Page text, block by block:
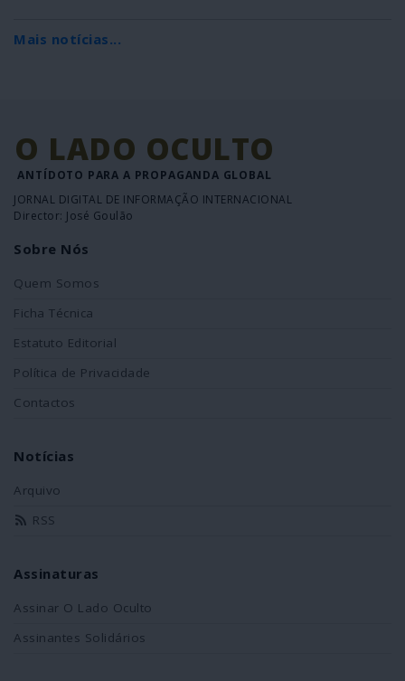
Mais notícias...
O LADO OCULTO
ANTÍDOTO PARA A PROPAGANDA GLOBAL
JORNAL DIGITAL DE INFORMAÇÃO INTERNACIONAL
Director: José Goulão
Sobre Nós
Quem Somos
Ficha Técnica
Estatuto Editorial
Política de Privacidade
Contactos
Notícias
Arquivo
RSS
Assinaturas
Assinar O Lado Oculto
Assinantes Solidários